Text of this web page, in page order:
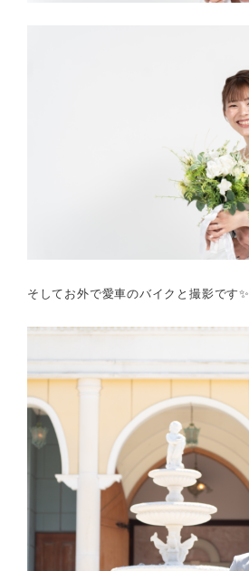
そしてお外で愛車のバイクと撮影です✨